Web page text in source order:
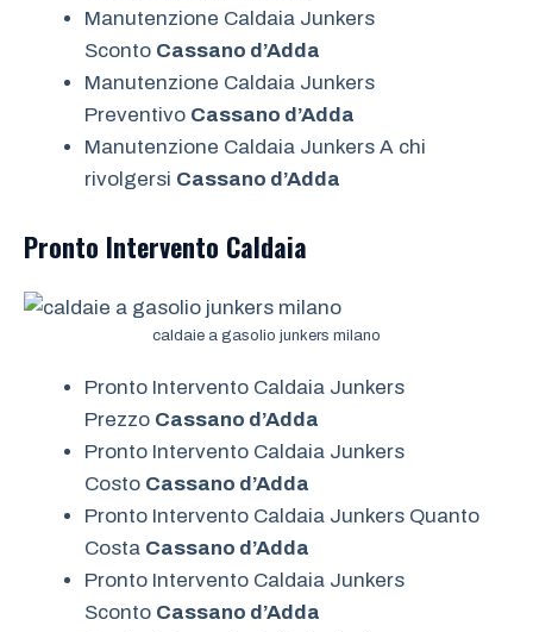
Manutenzione Caldaia Junkers
Sconto Cassano d’Adda
Manutenzione Caldaia Junkers
Preventivo Cassano d’Adda
Manutenzione Caldaia Junkers A chi
rivolgersi Cassano d’Adda
Pronto Intervento Caldaia
caldaie a gasolio junkers milano
Pronto Intervento Caldaia Junkers
Prezzo Cassano d’Adda
Pronto Intervento Caldaia Junkers
Costo Cassano d’Adda
Pronto Intervento Caldaia Junkers Quanto
Costa Cassano d’Adda
Pronto Intervento Caldaia Junkers
Sconto Cassano d’Adda